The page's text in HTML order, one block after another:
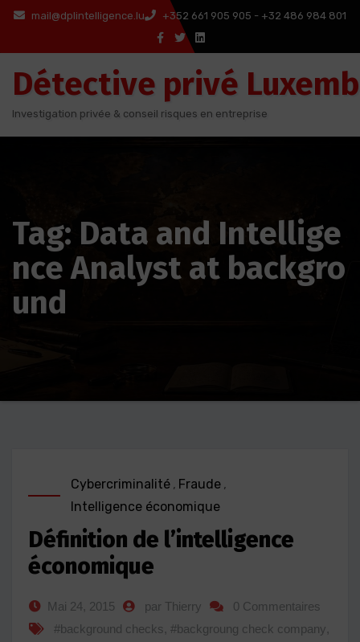
Aller
contenu
mail@dplintelligence.lu +352 661 905 905 - +32 486 984 801
Détective privé
Investigation privée & conseil risques en entreprise
Tag: Data and Intellige
nce Analyst at backgro
und
Cybercriminalité , Fraude ,
Intelligence économique
Définition de l’intelligence
économique
Mai 24, 2015 par Thierry
0 Commentaires
#background checks, #backgroung check company,